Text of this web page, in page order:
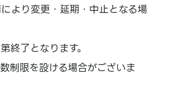
より変更・延期・中止となる場
終了となります。
制限を設ける場合がございま